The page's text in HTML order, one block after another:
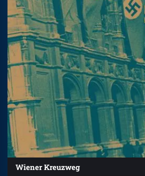
Wiener Kreuzweg